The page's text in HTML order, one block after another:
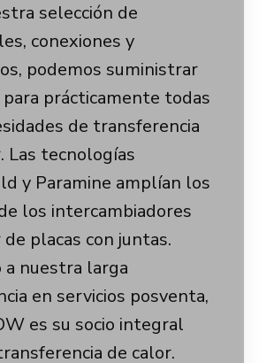
selección de
conexiones y
podemos suministrar
prácticamente todas
de transferencia
Las tecnologías
y Paramine amplían los
los intercambiadores
placas con juntas.
a nuestra larga
en servicios posventa,
es su socio integral
de calor.